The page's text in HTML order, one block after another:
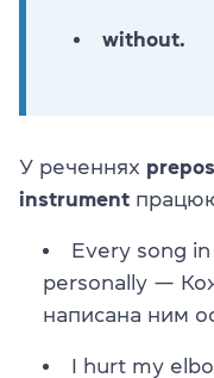
without.
У реченнях
instrument
Every song
personally —
написана ним
I hurt my